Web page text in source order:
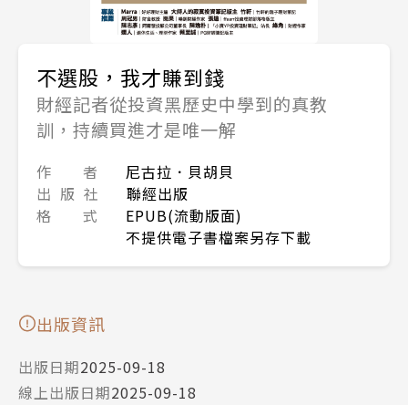
不選股，我才賺到錢
財經記者從投資黑歷史中學到的真教
訓，持續買進才是唯一解
作 者
尼古拉．貝胡貝
出 版 社
聯經出版
格 式
EPUB(流動版面)
不提供電子書檔案另存下載
出版資訊
出版日期2025-09-18
線上出版日期2025-09-18